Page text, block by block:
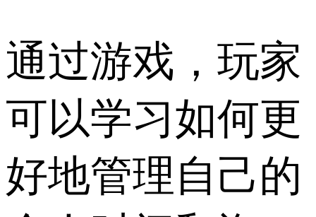
通过游戏，玩家
可以学习如何更
好地管理自己的